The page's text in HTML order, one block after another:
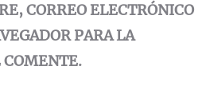
CORREO ELECTRÓNICO
PARA LA
COMENTE.